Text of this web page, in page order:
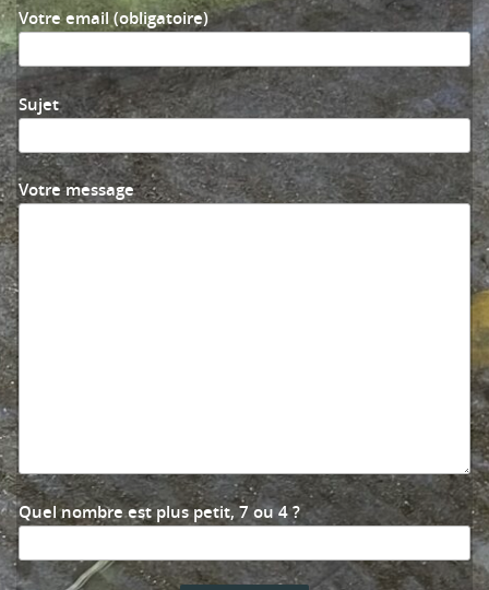
Votre email (obligatoire)
Sujet
Votre message
Quel nombre est plus petit, 7 ou 4 ?